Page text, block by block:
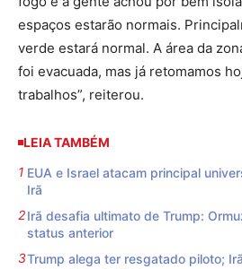
espaços estarão normais.
verde estará normal. A área da
foi evacuada, mas já retomamos
trabalhos”, reiterou.
LEIA TAMBÉM
EUA e Israel atacam principal
Irã
Irã desafia ultimato de Trump:
status anterior
Trump alega ter resgatado piloto;